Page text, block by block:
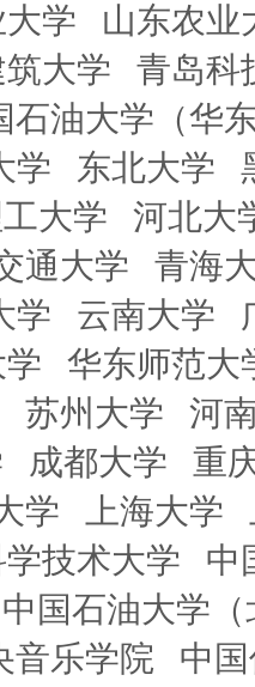
学
山东农业
大学
青岛科
石油大学（华
学 东北大学
大学
河北大
通大学
青海
学 云南大学
华东师范大
苏州大学
河
成都大学
重
学 上海大学
技术大学
中
中国石油大学（
音乐学院
中